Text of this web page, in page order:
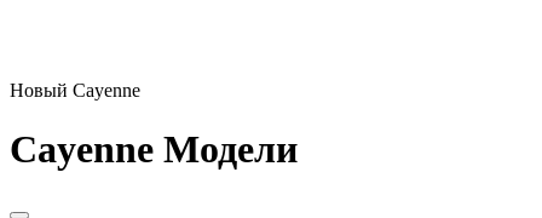
Новый Cayenne
Cayenne Модели